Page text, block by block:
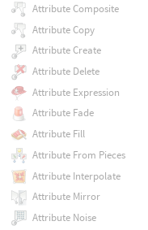
Attribute Composite
Attribute Copy
Attribute Create
Attribute Delete
Attribute Expression
Attribute Fade
Attribute Fill
Attribute From Pieces
Attribute Interpolate
Attribute Mirror
Attribute Noise